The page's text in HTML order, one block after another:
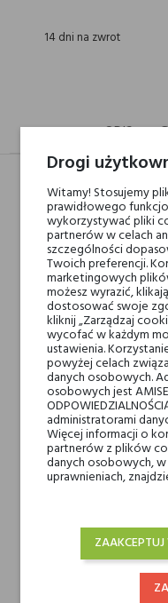
14 dni na zwrot
OPIS
Nuty głowy
Nuty serca
Nuty bazy
Rodzaj
Drogi
Witamy! Stosujemy
prawidłowego
wykorzystywać pliki
partnerów w celach
szczególności
Twoich preferencji.
marketingowych
możesz wyrazić,
dostosować swoje
kliknij „Zarządzaj
wycofać w każdym
ustawienia.
powyżej celach
danych osobowych.
osobowych jest
administratorami
Więcej informacji o
partnerów z plików
danych osobowych,
uprawnieniach,